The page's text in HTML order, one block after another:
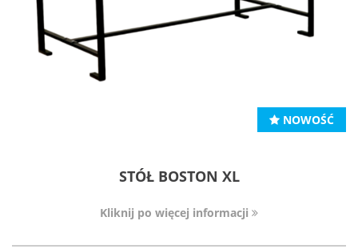
NOWOŚĆ
STÓŁ BOSTON XL
Kliknij po więcej informacji